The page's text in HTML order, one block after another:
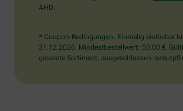
AHD.
* Coupon-Bedingungen: Einmalig einlösbar
31.12.2026. Mindestbestellwert: 50,00 €.
gesamte Sortiment, ausgeschlossen